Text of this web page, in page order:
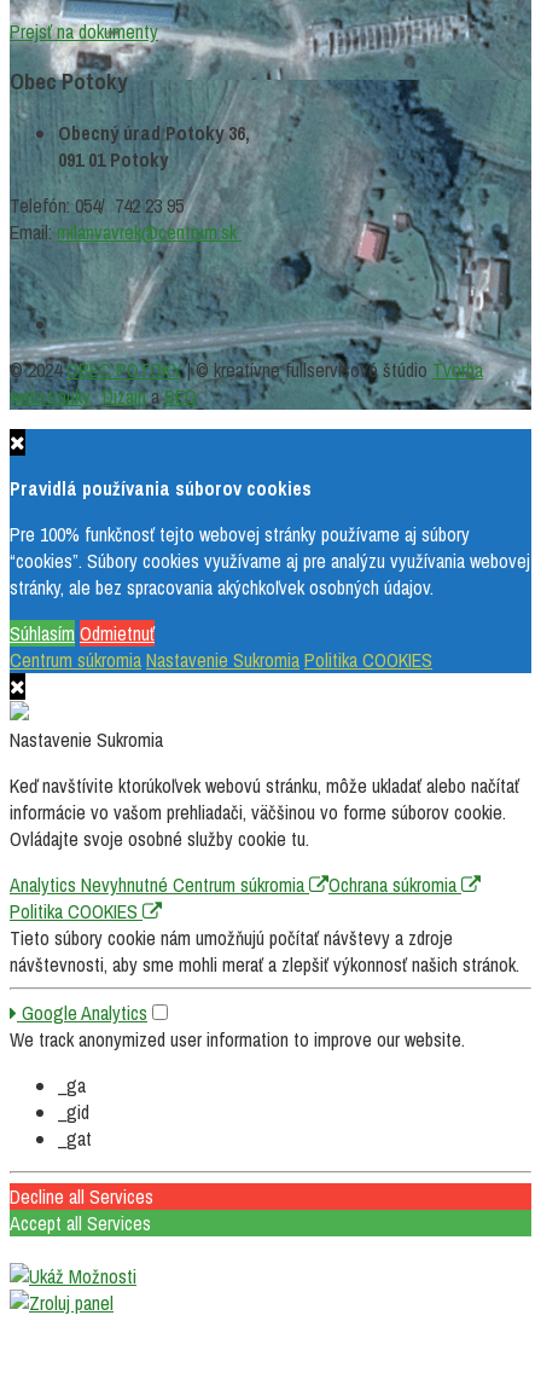
Prejsť na dokumenty
Obec Potoky
Obecný úrad Potoky 36,
091 01 Potoky
Telefón: 054/ 742 23 95
Email:milanvavrek@centrum.sk
Facebook
© 2024OBEC POTOKY| © kreatívne fullservisové štúdio Tvorba
webstránky, DizajnaSEO
Pravidlá používania súborov cookies
Pre 100% funkčnosť tejto webovej stránky používame aj súbory
“cookies”. Súbory cookies využívame aj pre analýzu využívania webovej
stránky, ale bez spracovania akýchkoľvek osobných údajov.
Súhlasím Odmietnuť
Centrum súkromiaNastavenie SukromiaPolitika COOKIES
Nastavenie Sukromia
Keď navštívite ktorúkoľvek webovú stránku, môže ukladať alebo načítať
informácie vo vašom prehliadači, väčšinou vo forme súborov cookie.
Ovládajte svoje osobné služby cookie tu.
Analytics Nevyhnutné Centrum súkromia
Ochrana súkromia
Politika COOKIES
Tieto súbory cookie nám umožňujú počítať návštevy a zdroje
návštevnosti, aby sme mohli merať a zlepšiť výkonnosť našich stránok.
Google Analytics
We track anonymized user information to improve our website.
_ga
_gid
_gat
Decline all Services
Accept all Services